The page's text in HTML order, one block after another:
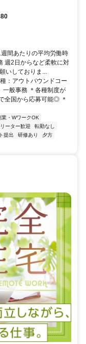
間あたりの平均労働時
週2日からなど柔軟に対
いしておりま...
：アウトバウンドコー
一般事務 ＊各種制度が
全国から応募可能◎ ＊
業・WワークOK
ーター歓迎
転勤なし
提出 研修あり
夕方